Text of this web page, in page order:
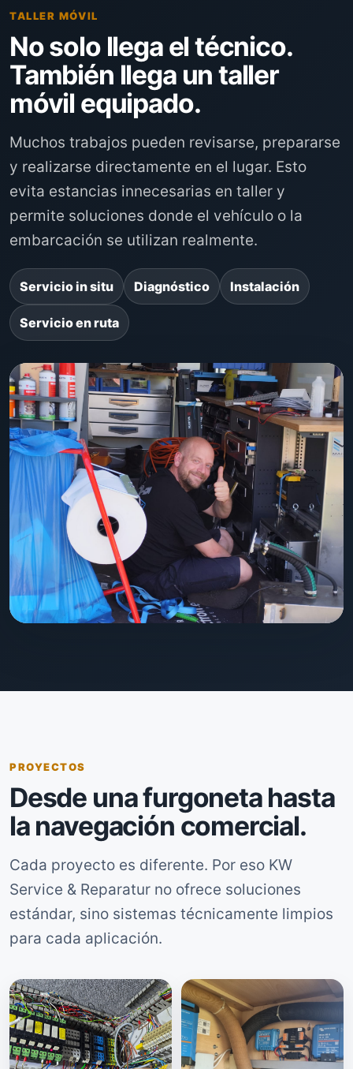
TALLER MÓVIL
No solo llega el técnico.
También llega un taller
móvil equipado.
Muchos trabajos pueden revisarse, prepararse
y realizarse directamente en el lugar. Esto
evita estancias innecesarias en taller y
permite soluciones donde el vehículo o la
embarcación se utilizan realmente.
Servicio in situ Diagnóstico Instalación
Servicio en ruta
PROYECTOS
Desde una furgoneta hasta
la navegación comercial.
Cada proyecto es diferente. Por eso KW
Service & Reparatur no ofrece soluciones
estándar, sino sistemas técnicamente limpios
para cada aplicación.